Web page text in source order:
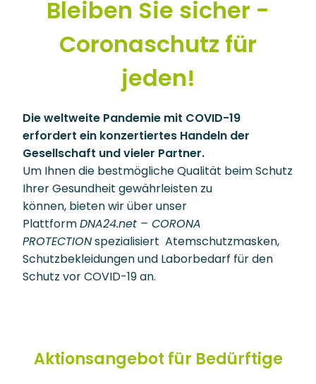
Bleiben Sie sicher -
Coronaschutz für
jeden!
Die weltweite Pandemie mit COVID-19
erfordert ein konzertiertes Handeln der
Gesellschaft und vieler Partner.
Um Ihnen die bestmögliche Qualität beim Schutz
Ihrer Gesundheit gewährleisten zu
können, bieten wir über unser
PlattformDNA24.net – CORONA
PROTECTIONspezialisiert Atemschutzmasken,
Schutzbekleidungen und Laborbedarf für den
Schutz vor COVID-19 an.
Aktionsangebot für Bedürftige